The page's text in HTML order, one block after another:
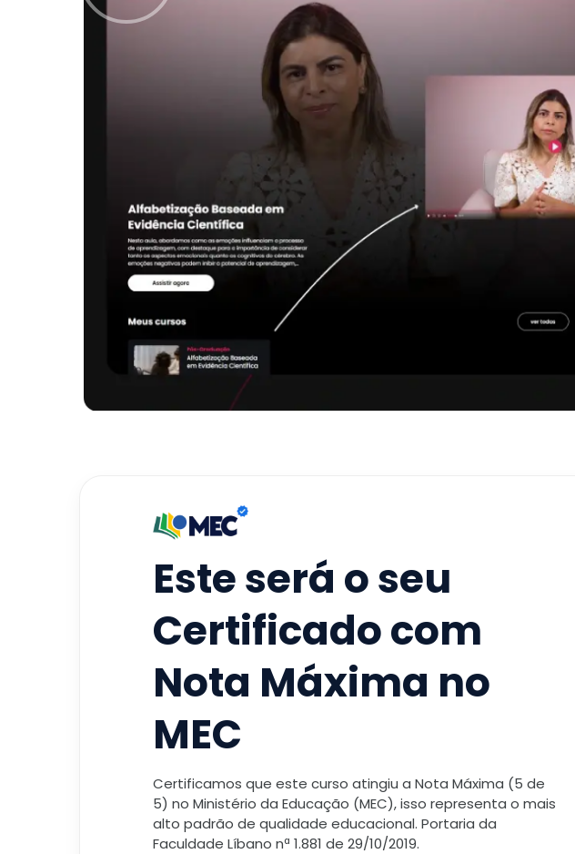
Este será o seu
Certificado com
Nota Máxima no
MEC
Certificamos que este curso atingiu a Nota Máxima (5 de
5) no Ministério da Educação (MEC), isso representa o mais
alto padrão de qualidade educacional. Portaria da
Faculdade Líbano nª 1.881 de 29/10/2019.